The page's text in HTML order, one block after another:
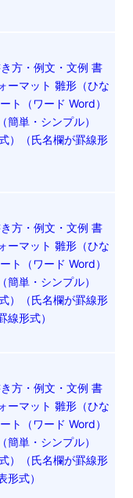
方・例文・文例 書
ーマット 雛形（ひな
ト（ワード Word）
簡単・シンプル）
）（氏名欄が罫線形
方・例文・文例 書
ーマット 雛形（ひな
ト（ワード Word）
簡単・シンプル）
）（氏名欄が罫線形
線形式）
方・例文・文例 書
ーマット 雛形（ひな
ト（ワード Word）
簡単・シンプル）
）（氏名欄が罫線形
形式）